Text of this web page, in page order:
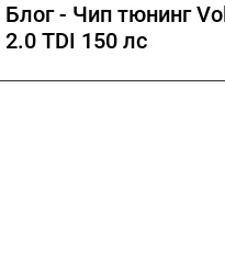
Блог - Чип тюнинг
2.0 TDI 150 лс